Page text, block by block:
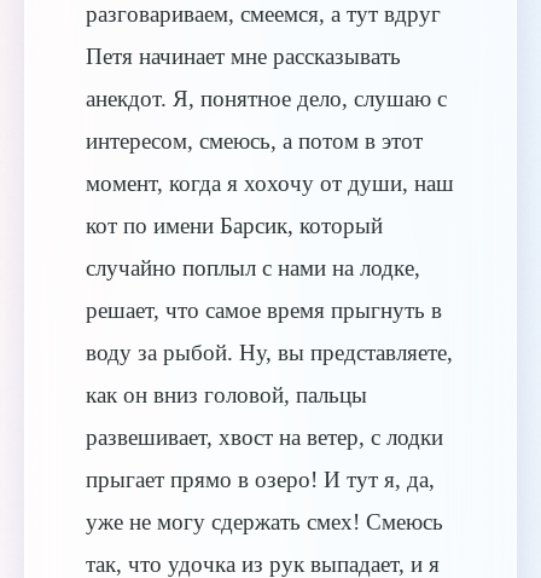
разговариваем, смеемся, а тут вдруг
Петя начинает мне рассказывать
анекдот. Я, понятное дело, слушаю с
интересом, смеюсь, а потом в этот
момент, когда я хохочу от души, наш
кот по имени Барсик, который
случайно поплыл с нами на лодке,
решает, что самое время прыгнуть в
воду за рыбой. Ну, вы представляете,
как он вниз головой, пальцы
развешивает, хвост на ветер, с лодки
прыгает прямо в озеро! И тут я, да,
уже не могу сдержать смех! Смеюсь
так, что удочка из рук выпадает, и я